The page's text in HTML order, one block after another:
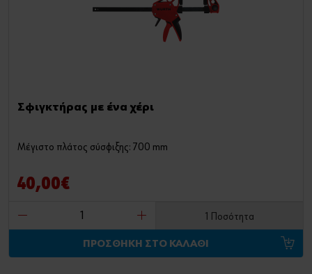
Σφιγκτήρας με ένα χέρι
Μέγιστο πλάτος σύσφιξης: 700 mm
40,00€
1 Ποσότητα
ΠΡΟΣΘΗΚΗ ΣΤΟ ΚΑΛΑΘΙ